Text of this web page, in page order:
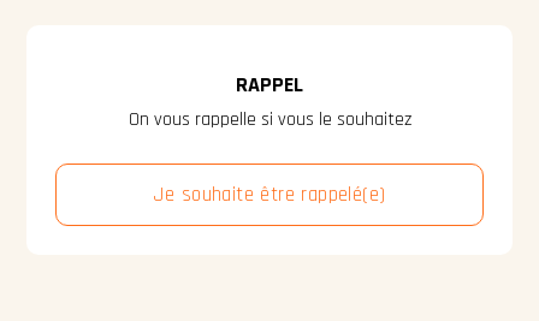
RAPPEL
On vous rappelle si vous le souhaitez
Je souhaite être rappelé(e)